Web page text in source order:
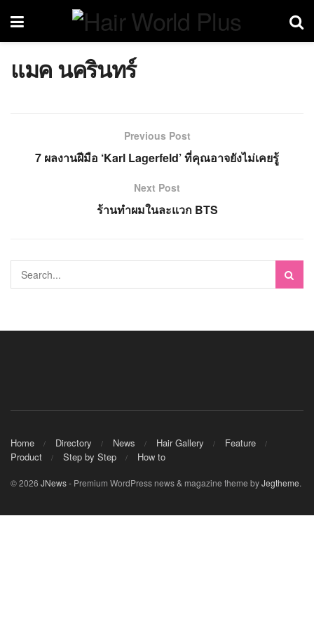
แมค นครินทร์
Previous Post
7 ผลงานฝีมือ ‘Karl Lagerfeld’ ที่คุณอาจยังไม่เคยรู้
Next Post
ร้านทำผมในละแวก BTS
Home Directory News Hair Gallery
Feature
Product
Step by Step How to
© 2026 JNews- Premium WordPress news & magazine theme byJegtheme.